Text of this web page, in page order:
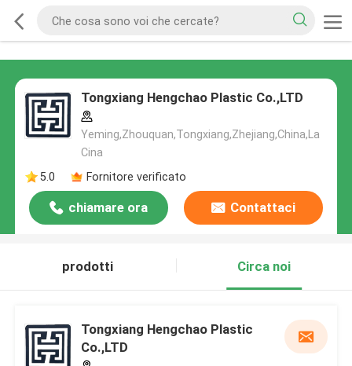
Tongxiang Hengchao Plastic Co.,LTD
Yeming,Zhouquan,Tongxiang,Zhejiang,China,La
Cina
5.0
Fornitore verificato
chiamare ora Contattaci
prodotti Circa noi
Tongxiang Hengchao Plastic
Co.,LTD